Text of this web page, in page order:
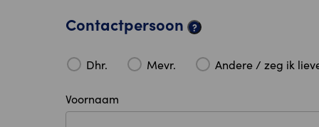
Contactpersoon ?
Dhr. Mevr. Andere / zeg ik
Voornaam